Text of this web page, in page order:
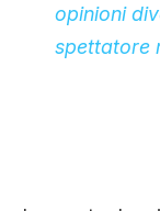
opinioni
spettatore